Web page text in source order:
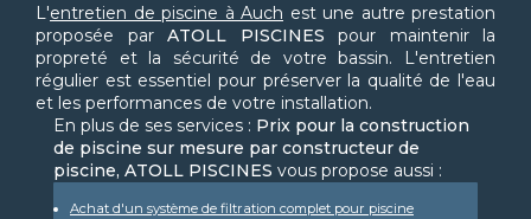
L'entretien de piscine à Auch est une autre prestation
proposée par ATOLL PISCINES pour maintenir la
propreté et la sécurité de votre bassin. L'entretien
régulier est essentiel pour préserver la qualité de l'eau
et les performances de votre installation.
En plus de ses services : Prix pour la construction
de piscine sur mesure par constructeur de
piscine, ATOLL PISCINES vous propose aussi :
Achat d'un système de filtration complet pour piscine